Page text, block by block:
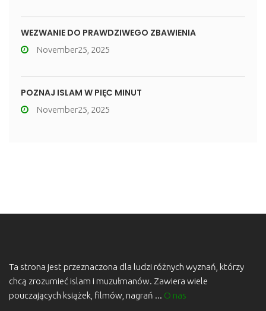
WEZWANIE DO PRAWDZIWEGO ZBAWIENIA
November25, 2025
POZNAJ ISLAM W PIĘĆ MINUT
November25, 2025
Ta strona jest przeznaczona dla ludzi różnych wyznań, którzy
chcą zrozumieć islam i muzułmanów. Zawiera wiele
pouczających książek, filmów, nagrań ... O nas